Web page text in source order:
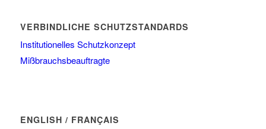
VERBINDLICHE SCHUTZSTANDARDS
Institutionelles Schutzkonzept
Mißbrauchsbeauftragte
ENGLISH / FRANÇAIS